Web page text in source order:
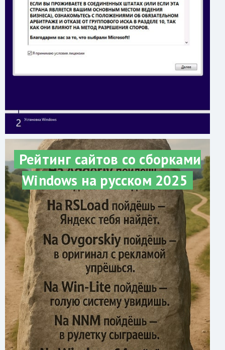
Рейтинг сайтов со сборками
Windows на русском 2025